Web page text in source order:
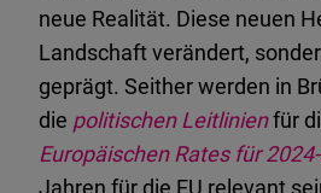
neue Realität. Diese neuen
Landschaft verändert,
geprägt. Seither werden in
die politischen Leitlinienfür
Europäischen Rates für
Jahren für die EU relevant